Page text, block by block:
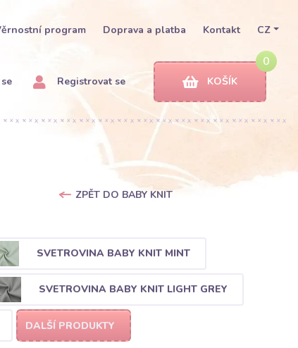
program Doprava a platba Kontakt CZ
Registrovat se
0
KOŠÍK
ZPĚT DO BABY KNIT
SVETROVINA BABY KNIT MINT
SVETROVINA BABY KNIT LIGHT GREY
DALŠÍ PRODUKTY